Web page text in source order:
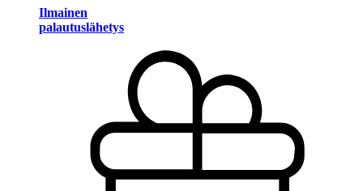
Ilmainen
palautuslähetys